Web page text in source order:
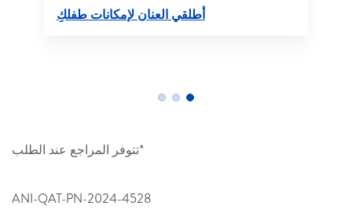
أطلقي العنان لإمكانات طفلكِ
*تتوفر المراجع عند الطلب
ANI-QAT-PN-2024-4528